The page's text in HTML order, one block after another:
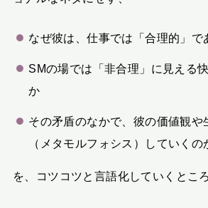
なぜ彼は、仕事では「合理的」で
SMの場では「非合理」に見える
か
その矛盾のなかで、彼の価値観や
（メタモルフォシス）していくの
を、コツコツと言語化していくとこ